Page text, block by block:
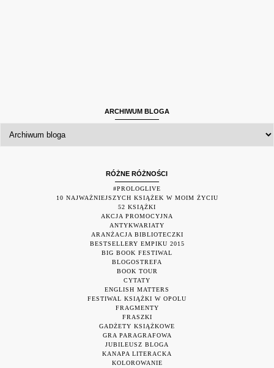
ARCHIWUM BLOGA
RÓŻNE RÓŻNOŚCI
#PROLOGLIVE
10 NAJWAŻNIEJSZYCH KSIĄŻEK W MOIM ŻYCIU
52 KSIĄŻKI
AKCJA PROMOCYJNA
ANTYKWARIATY
ARANŻACJA BIBLIOTECZKI
BESTSELLERY EMPIKU 2015
BIG BOOK FESTIWAL
BLOGOSTREFA
BOOK TOUR
CYTATY
ENGLISH MATTERS
FESTIWAL KSIĄŻKI W OPOLU
FRAGMENTY
FRASZKI
GADŻETY KSIĄŻKOWE
GRA PARAGRAFOWA
JUBILEUSZ BLOGA
KANAPA LITERACKA
KOLOROWANIE